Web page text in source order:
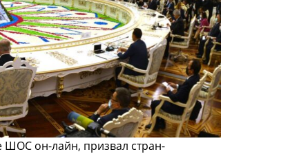
ШОС он-лайн, призвал стран-